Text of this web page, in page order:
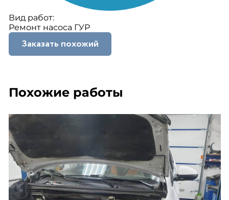
Вид работ:
Ремонт насоса ГУР
Заказать похожий
Похожие работы